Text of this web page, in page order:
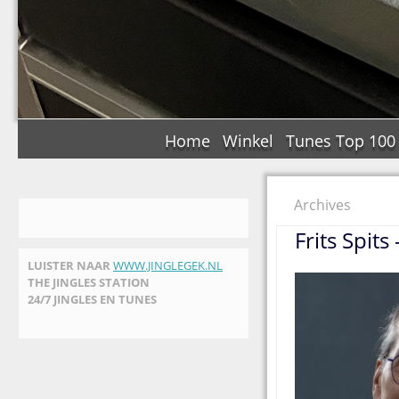
Home Winkel Tunes Top 100
LUISTER NAAR WWW.JINGLEGEK.NL
THE JINGLES STATION
24/7 JINGLES EN TUNES
Archives
Frits